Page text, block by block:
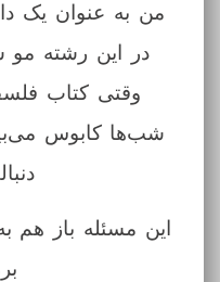
من به عنوان یک
در این رشته مو
وقتی کتاب
شب‌ها کابوس
این مسئله باز هم